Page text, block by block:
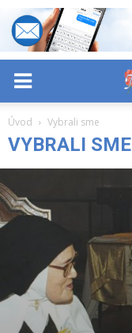
Úvod Vybrali sme
VYBRALI SME